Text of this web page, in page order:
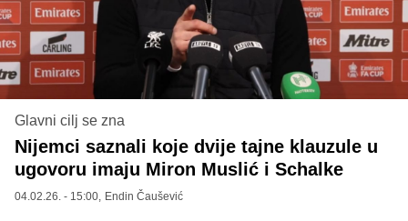
Glavni cilj se zna
Nijemci saznali koje dvije tajne klauzule u
ugovoru imaju Miron Muslić i Schalke
04.02.26. - 15:00, Endin Čaušević